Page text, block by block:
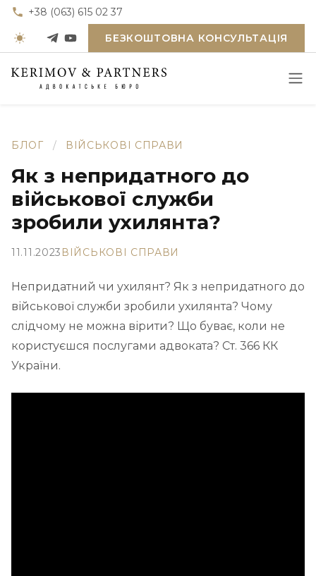
+38 (063) 615 02 37
БЕЗКОШТОВНА КОНСУЛЬТАЦІЯ
БЛОГ / ВІЙСЬКОВІ СПРАВИ
Як з непридатного до
військової служби
зробили ухилянта?
11.11.2023 ВІЙСЬКОВІ СПРАВИ
Непридатний чи ухилянт? Як з непридатного до
військової служби зробили ухилянта? Чому
слідчому не можна вірити? Що буває, коли не
користуєшся послугами адвоката? Ст. 366 КК
України.